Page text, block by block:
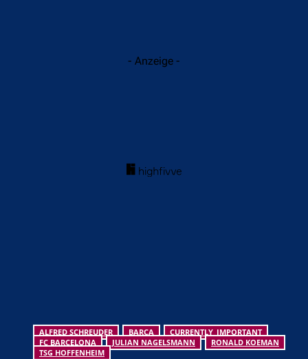
- Anzeige -
ALFRED SCHREUDER BARCA
CURRENTLY_IMPORTANT
FC BARCELONA
JULIAN NAGELSMANN
RONALD KOEMAN
TSG HOFFENHEIM